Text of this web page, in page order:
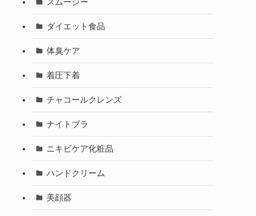
ダイエット食品
体臭ケア
着圧下着
チャコールクレンズ
ナイトブラ
ニキビケア化粧品
ハンドクリーム
美顔器